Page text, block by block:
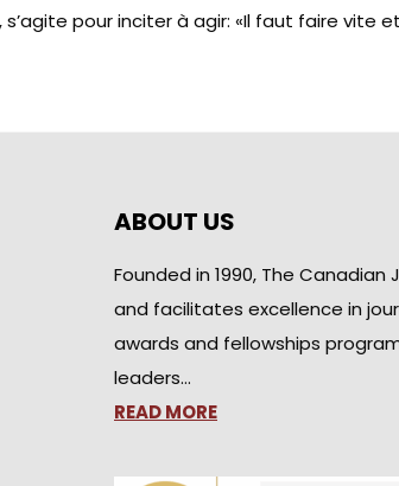
pour inciter à agir: «Il faut faire vite
ABOUT US
Founded in 1990, The
and facilitates excellence in
awards and fellowships
leaders…
READ MORE